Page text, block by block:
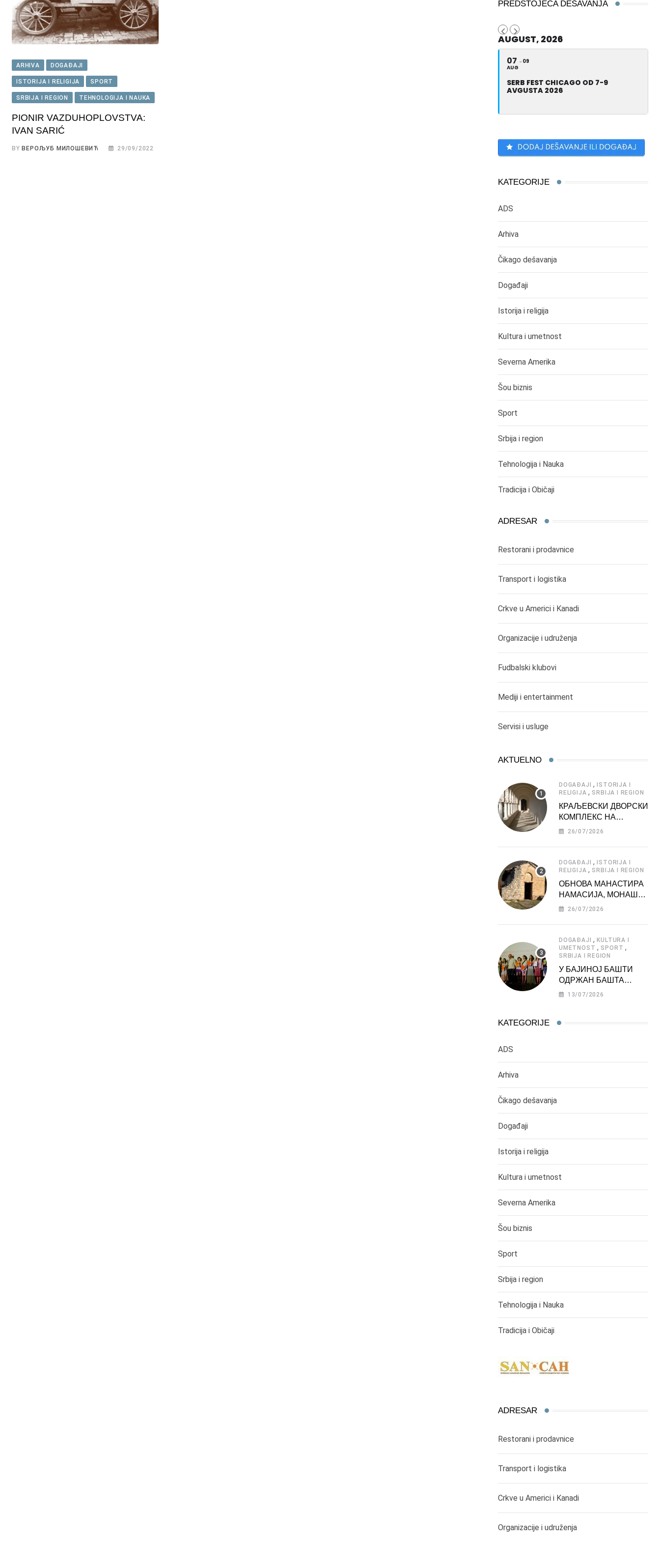
ARHIVA DOGAĐAJI
ISTORIJA I RELIGIJA SPORT
SRBIJA I REGION TEHNOLOGIJA I NAUKA
PIONIR VAZDUHOPLOVSTVA:
IVAN SARIĆ
BY ВЕРОЉУБ МИЛОШЕВИЋ 29/09/2022
PREDSTOJEĆA DEŠAVANJA
AUGUST, 2026
07
AUG
09
SERB FEST CHICAGO OD 7-9
AVGUSTA 2026
KATEGORIJE
ADS
Arhiva
Čikago dešavanja
Događaji
Istorija i religija
Kultura i umetnost
Severna Amerika
Šou biznis
Sport
Srbija i region
Tehnologija i Nauka
Tradicija i Običaji
ADRESAR
Restorani i prodavnice
Transport i logistika
Crkve u Americi i Kanadi
Organizacije i udruženja
Fudbalski klubovi
Mediji i entertainment
Servisi i usluge
AKTUELNO
DOGAĐAJI , ISTORIJA I
RELIGIJA , SRBIJA I REGION
КРАЉЕВСКИ ДВОРСКИ
КОМПЛЕКС НА
ДЕДИЊУ –
АТРАКЦИЈА
26/07/2026
DOGAĐAJI , ISTORIJA I
RELIGIJA , SRBIJA I REGION
ОБНОВА МАНАСТИРА
НАМАСИЈА, МОНАШКЕ
ЗАДУЖБИНЕ
26/07/2026
DOGAĐAJI ,KULTURA I
UMETNOST , SPORT ,
SRBIJA I REGION
У БАЈИНОЈ БАШТИ
ОДРЖАН БАШТА
ФЕСТ 2026
13/07/2026
KATEGORIJE
ADS
Arhiva
Čikago dešavanja
Događaji
Istorija i religija
Kultura i umetnost
Severna Amerika
Šou biznis
Sport
Srbija i region
Tehnologija i Nauka
Tradicija i Običaji
ADRESAR
Restorani i prodavnice
Transport i logistika
Crkve u Americi i Kanadi
Organizacije i udruženja